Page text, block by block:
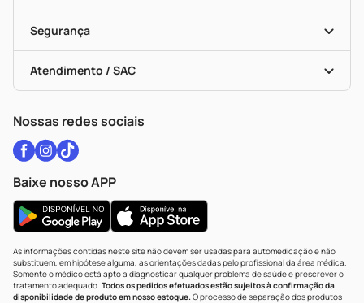
Cupons E Ofertas
Black Friday
Alomed
Formas De Pagamento
Troca E Devolução
Bulas De A A Z
Políticas De Marketplace
Serviços Farmacêuticos
Testes Rápidos
Autoteste Covid-19
Vacinas
Segurança
Portal Da Privacidade
Atendimento / SAC
Nossas redes sociais
Baixe nosso APP
As informações contidas neste site não devem ser usadas para automedicação e não
substituem, em hipótese alguma, as orientações dadas pelo profissional da área médica.
Somente o médico está apto a diagnosticar qualquer problema de saúde e prescrever o
tratamento adequado. Todos os pedidos efetuados estão sujeitos à confirmação da
disponibilidade de produto em nosso estoque.O processo de separação dos produtos